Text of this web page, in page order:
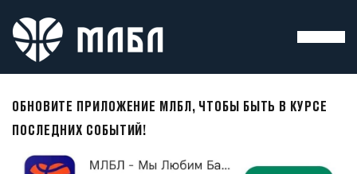
ОБНОВИТЕ ПРИЛОЖЕНИЕ МЛБЛ, ЧТОБЫ БЫТЬ В КУРСЕ
ПОСЛЕДНИХ СОБЫТИЙ!